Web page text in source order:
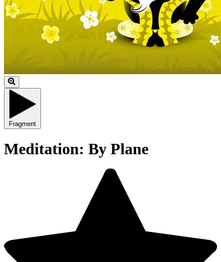
Fragment
Meditation: By Plane